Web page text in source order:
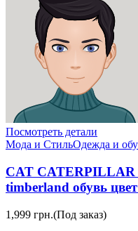
Посмотреть детали
Мода и СтильОдежда и
CAT CATERPILLAR
timberland обувь
1,999 грн.(Под заказ)